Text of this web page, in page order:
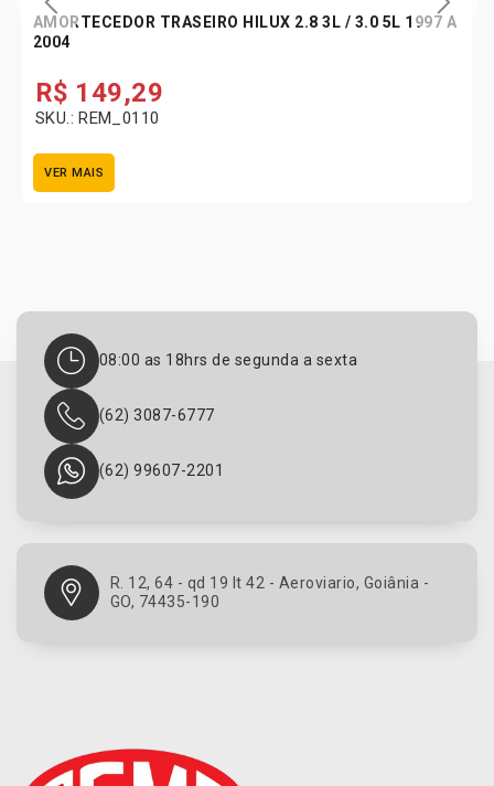
AMORTECEDOR TRASEIRO HILUX 2.8 3L / 3.0 5L 1997 A
2004
R$ 149,29
SKU.: REM_0110
VER MAIS
08:00 as 18hrs de segunda a sexta
(62) 3087-6777
(62) 99607-2201
R. 12, 64 - qd 19 lt 42 - Aeroviario, Goiânia -
GO, 74435-190